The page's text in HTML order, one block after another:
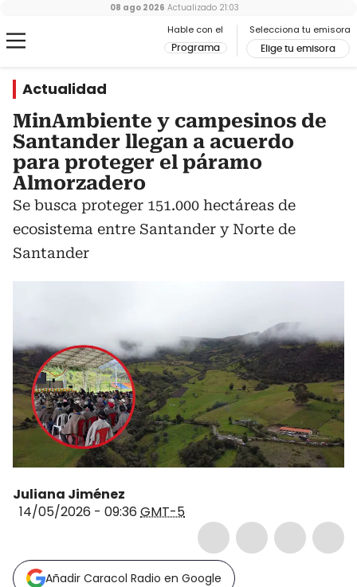
Hable con el
Programa
Selecciona tu emisora
Elige tu emisora
08 ago 2026 Actualizado 21:03
Actualidad
MinAmbiente y campesinos de
Santander llegan a acuerdo
para proteger el páramo
Almorzadero
Se busca proteger 151.000 hectáreas de
ecosistema entre Santander y Norte de
Santander
Juliana Jiménez
14/05/2026 - 09:36 GMT-5
Añadir Caracol Radio en Google